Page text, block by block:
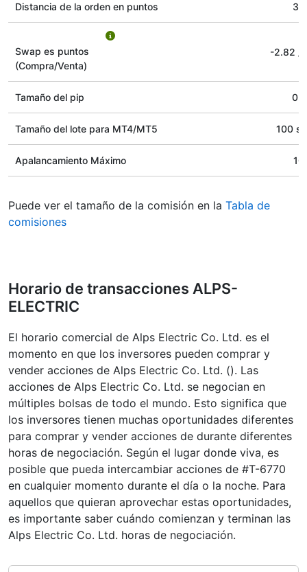
Distancia de la orden en puntos 30
Swap es puntos
(Compra/Venta)
-2.82
Tamaño del pip 0.1
Tamaño del lote para MT4/MT5 100
Apalancamiento Máximo 10
Puede ver el tamaño de la comisión en la Tabla de
comisiones
Horario de transacciones ALPS-
ELECTRIC
El horario comercial de Alps Electric Co. Ltd. es el
momento en que los inversores pueden comprar y
vender acciones de Alps Electric Co. Ltd. (). Las
acciones de Alps Electric Co. Ltd. se negocian en
múltiples bolsas de todo el mundo. Esto significa que
los inversores tienen muchas oportunidades diferentes
para comprar y vender acciones de durante diferentes
horas de negociación. Según el lugar donde viva, es
posible que pueda intercambiar acciones de #T-6770
en cualquier momento durante el día o la noche. Para
aquellos que quieran aprovechar estas oportunidades,
es importante saber cuándo comienzan y terminan las
Alps Electric Co. Ltd. horas de negociación.